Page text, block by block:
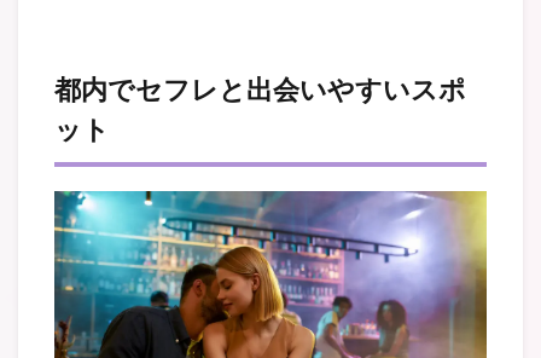
都内でセフレと出会いやすいスポ
ット